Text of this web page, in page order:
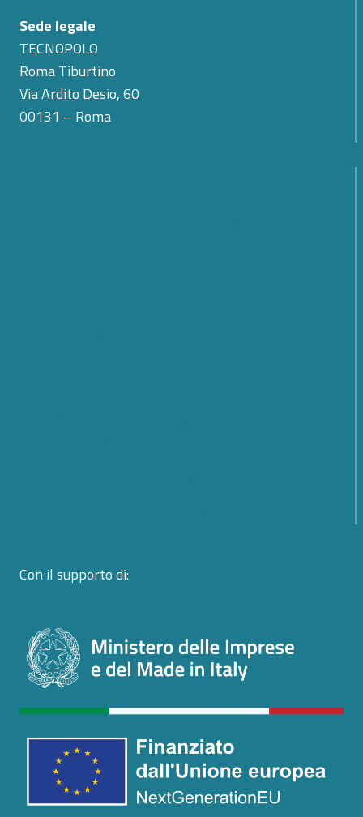
Sede legale
TECNOPOLO
Roma Tiburtino
Via Ardito Desio, 60
00131 – Roma
Con il supporto di: